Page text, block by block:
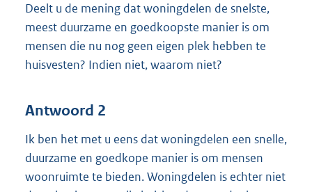
Deelt u de mening dat woningdelen de snelste,
meest duurzame en goedkoopste manier is om
mensen die nu nog geen eigen plek hebben te
huisvesten? Indien niet, waarom niet?
Antwoord 2
Ik ben het met u eens dat woningdelen een snelle,
duurzame en goedkope manier is om mensen
woonruimte te bieden. Woningdelen is echter niet